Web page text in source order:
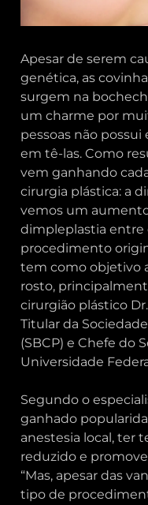
Apesar de serem
genética, as
surgem na
um charme por
pessoas não
em tê-las. Como
vem ganhando
cirurgia plástica: a
vemos um
dimpleplastia entre
procedimento
tem como objetivo
rosto,
cirurgião plástico
Titular da
(SBCP) e Chefe do
Universidade
Segundo o
ganhado
anestesia local, ter
reduzido e
“Mas, apesar das
tipo de